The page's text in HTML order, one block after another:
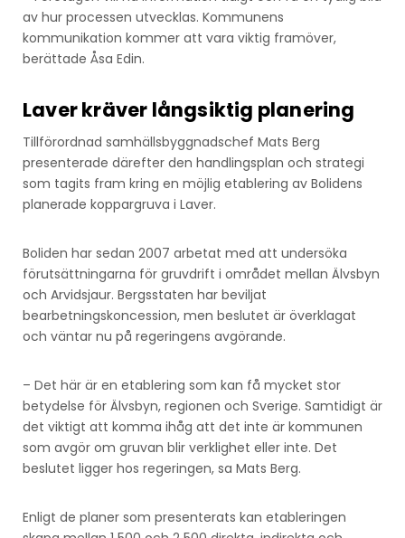
av hur processen utvecklas. Kommunens
kommunikation kommer att vara viktig framöver,
berättade Åsa Edin.
Laver kräver långsiktig planering
Tillförordnad samhällsbyggnadschef Mats Berg
presenterade därefter den handlingsplan och strategi
som tagits fram kring en möjlig etablering av Bolidens
planerade koppargruva i Laver.
Boliden har sedan 2007 arbetat med att undersöka
förutsättningarna för gruvdrift i området mellan Älvsbyn
och Arvidsjaur. Bergsstaten har beviljat
bearbetningskoncession, men beslutet är överklagat
och väntar nu på regeringens avgörande.
– Det här är en etablering som kan få mycket stor
betydelse för Älvsbyn, regionen och Sverige. Samtidigt är
det viktigt att komma ihåg att det inte är kommunen
som avgör om gruvan blir verklighet eller inte. Det
beslutet ligger hos regeringen, sa Mats Berg.
Enligt de planer som presenterats kan etableringen